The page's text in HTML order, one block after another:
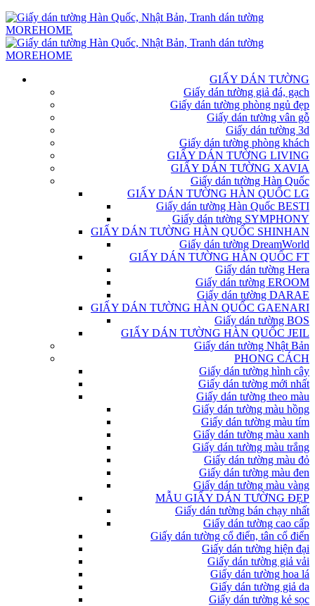
GIẤY DÁN TƯỜNG
Giấy dán tường giả đá, gạch
Giấy dán tường phòng ngủ đẹp
Giấy dán tường vân gỗ
Giấy dán tường 3d
Giấy dán tường phòng khách
GIẤY DÁN TƯỜNG LIVING
GIẤY DÁN TƯỜNG XAVIA
Giấy dán tường Hàn Quốc
GIẤY DÁN TƯỜNG HÀN QUỐC LG
Giấy dán tường Hàn Quốc BESTI
Giấy dán tường SYMPHONY
GIẤY DÁN TƯỜNG HÀN QUỐC SHINHAN
Giấy dán tường DreamWorld
GIẤY DÁN TƯỜNG HÀN QUỐC FT
Giấy dán tường Hera
Giấy dán tường EROOM
Giấy dán tường DARAE
GIẤY DÁN TƯỜNG HÀN QUỐC GAENARI
Giấy dán tường BOS
GIẤY DÁN TƯỜNG HÀN QUỐC JEIL
Giấy dán tường Nhật Bản
PHONG CÁCH
Giấy dán tường hình cây
Giấy dán tường mới nhất
Giấy dán tường theo màu
Giấy dán tường màu hồng
Giấy dán tường màu tím
Giấy dán tường màu xanh
Giấy dán tường màu trắng
Giấy dán tường màu đỏ
Giấy dán tường màu đen
Giấy dán tường màu vàng
MẪU GIẤY DÁN TƯỜNG ĐẸP
Giấy dán tường bán chạy nhất
Giấy dán tường cao cấp
Giấy dán tường cổ điển, tân cổ điển
Giấy dán tường hiện đại
Giấy dán tường giả vải
Giấy dán tường hoa lá
Giấy dán tường giả da
Giấy dán tường kẻ sọc